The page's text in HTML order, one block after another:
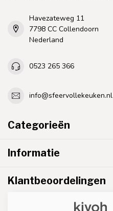
Havezateweg 11
7798 CC Collendoorn
Nederland
0523 265 366
info@sfeervollekeuken.nl
Categorieën
Informatie
Klantbeoordelingen